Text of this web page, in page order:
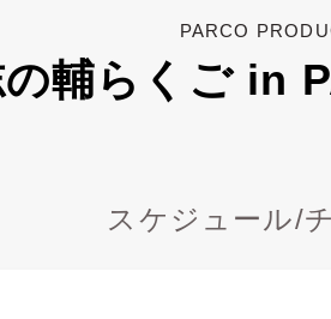
PARCO
輔らくご in
スケジュール/